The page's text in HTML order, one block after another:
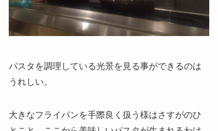
パスタを調理している光景を見る事ができるのは
うれしい。
大きなフライパンを手際良く扱う様はさすがのひ